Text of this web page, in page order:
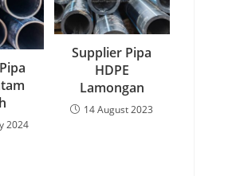
2024
Supplier Pipa
HDPE
Lamongan
14 August 2023